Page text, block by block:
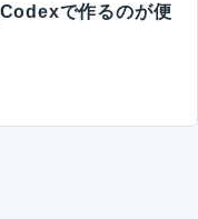
で作るのが便